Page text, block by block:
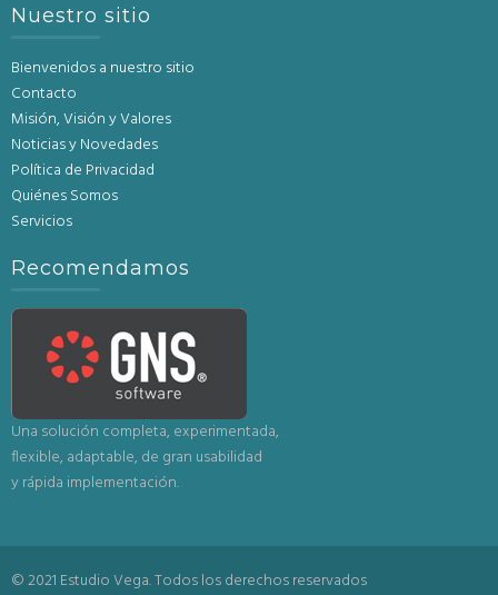
Nuestro sitio
Bienvenidos a nuestro sitio
Contacto
Misión, Visión y Valores
Noticias y Novedades
Política de Privacidad
Quiénes Somos
Servicios
Recomendamos
Una solución completa, experimentada,
flexible, adaptable, de gran usabilidad
y rápida implementación.
© 2021 Estudio Vega. Todos los derechos reservados